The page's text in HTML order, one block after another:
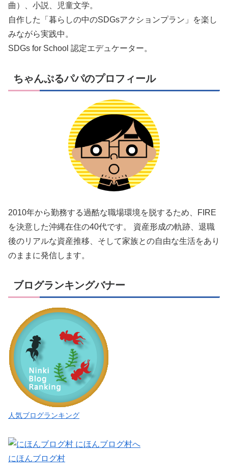
曲）、小説、児童文学。
自作した「暮らしの中のSDGsアクションプラン」を楽し
みながら実践中。
SDGs for School 認定エデュケーター。
ちゃんぷるパパのプロフィール
2010年から勤務する過酷な職場環境を脱するため、FIRE
を決意した沖縄在住の40代です。 資産形成の軌跡、退職
後のリアルな資産推移、そして家族との自由な生活をあり
のままに発信します。
ブログランキングバナー
人気ブログランキング
にほんブログ村